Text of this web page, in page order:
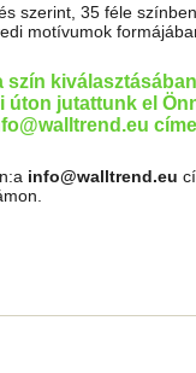
szerint, 35 féle
motívumok
szín
úton jutattunk el
info@walltrend.eu